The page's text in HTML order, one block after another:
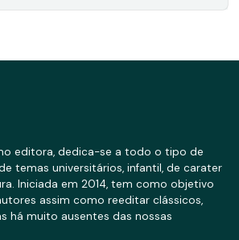
editora, dedica-se a todo o tipo de
temas universitários, infantil, de carater
Iniciada em 2014, tem como objetivo
assim como reeditar clássicos,
há muito ausentes das nossas